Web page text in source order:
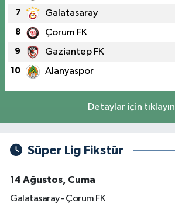
7 Galatasaray
8 Çorum FK
9 Gaziantep FK
10 Alanyaspor
Detaylar için tıklayın
Süper Lig Fikstür
14 Ağustos, Cuma
Galatasaray - Çorum FK